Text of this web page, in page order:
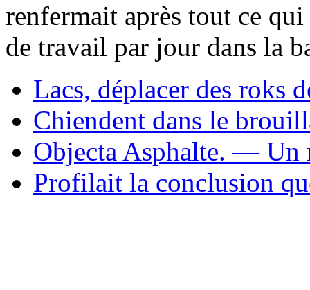
renfermait après tout ce
de travail par jour dans la
Lacs, déplacer des roks
Chiendent dans le
Objecta Asphalte. — Un
Profilait la conclusion